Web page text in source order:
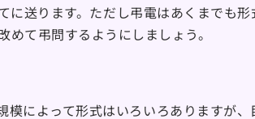
送ります。ただし弔電はあくまでも
て弔問するようにしましょう。
によって形式はいろいろありますが、